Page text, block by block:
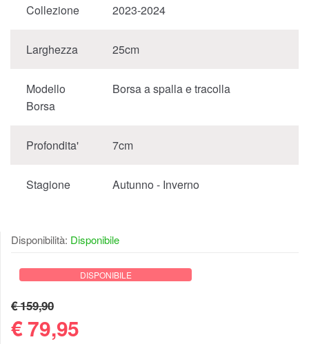
Collezione 2023-2024
Larghezza 25cm
Modello
Borsa
Borsa a spalla e tracolla
Profondita' 7cm
Stagione Autunno - Inverno
Disponibilità: Disponibile
DISPONIBILE
€ 159,90
€79,95